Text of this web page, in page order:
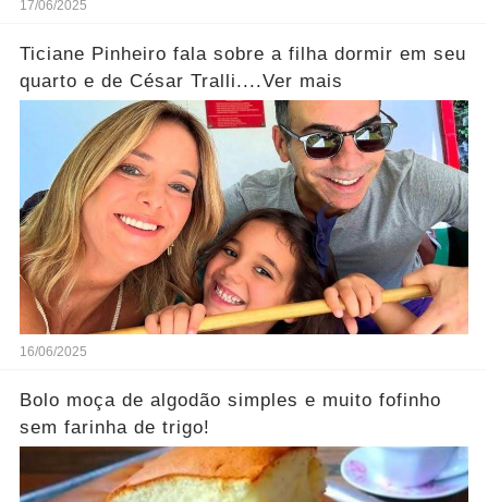
17/06/2025
Ticiane Pinheiro fala sobre a filha dormir em seu
quarto e de César Tralli....Ver mais
16/06/2025
Bolo moça de algodão simples e muito fofinho
sem farinha de trigo!